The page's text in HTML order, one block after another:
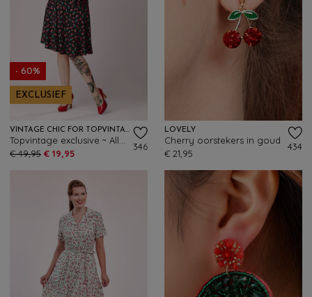
- 60%
EXCLUSIEF
VINTAGE CHIC FOR TOPVINTAGE
€ 49,95 € 19,95
346
LOVELY
Cherry oorstekers in goud
€ 21,95
434